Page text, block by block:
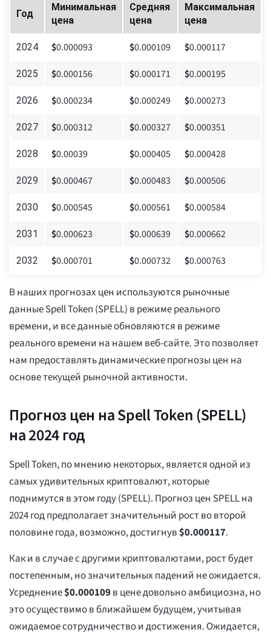
Год
Минимальная
цена
Средняя
цена
Максимальная
цена
2024 $0.000093 $0.000109 $0.000117
2025 $0.000156 $0.000171 $0.000195
2026 $0.000234 $0.000249 $0.000273
2027 $0.000312 $0.000327 $0.000351
2028 $0.00039 $0.000405 $0.000428
2029 $0.000467 $0.000483 $0.000506
2030 $0.000545 $0.000561 $0.000584
2031 $0.000623 $0.000639 $0.000662
2032 $0.000701 $0.000732 $0.000763
В наших прогнозах цен используются рыночные
данные Spell Token (SPELL) в режиме реального
времени, и все данные обновляются в режиме
реального времени на нашем веб-сайте. Это позволяет
нам предоставлять динамические прогнозы цен на
основе текущей рыночной активности.
Прогноз цен на Spell Token (SPELL)
на 2024 год
Spell Token, по мнению некоторых, является одной из
самых удивительных криптовалют, которые
поднимутся в этом году (SPELL). Прогноз цен SPELL на
2024 год предполагает значительный рост во второй
половине года, возможно, достигнув$0.000117.
Как и в случае с другими криптовалютами, рост будет
постепенным, но значительных падений не ожидается.
Усреднение$0.000109в цене довольно амбициозна, но
это осуществимо в ближайшем будущем, учитывая
ожидаемое сотрудничество и достижения. Ожидается,